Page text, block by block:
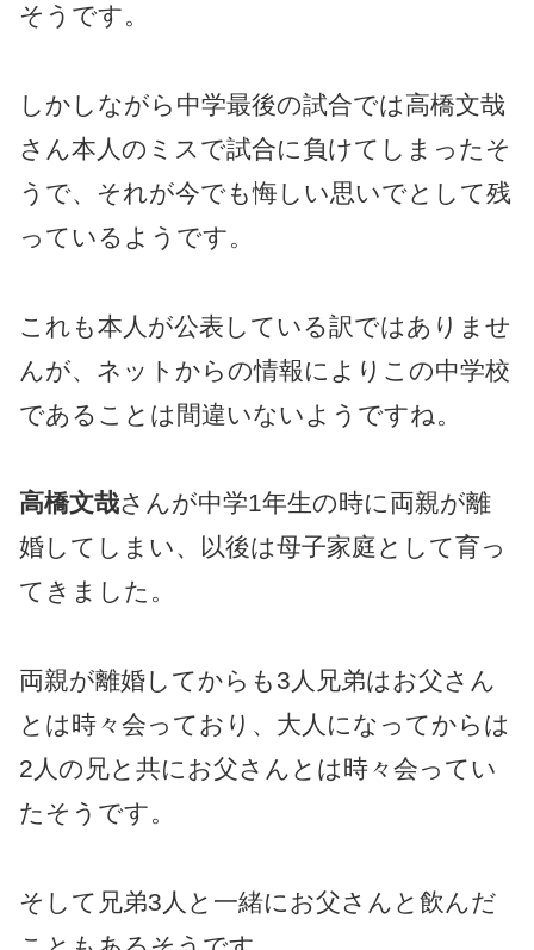
そうです。
しかしながら中学最後の試合では高橋文哉
さん本人のミスで試合に負けてしまったそ
うで、それが今でも悔しい思いでとして残
っているようです。
これも本人が公表している訳ではありませ
んが、ネットからの情報によりこの中学校
であることは間違いないようですね。
高橋文哉さんが中学1年生の時に両親が離
婚してしまい、以後は母子家庭として育っ
てきました。
両親が離婚してからも3人兄弟はお父さん
とは時々会っており、大人になってからは
2人の兄と共にお父さんとは時々会ってい
たそうです。
そして兄弟3人と一緒にお父さんと飲んだ